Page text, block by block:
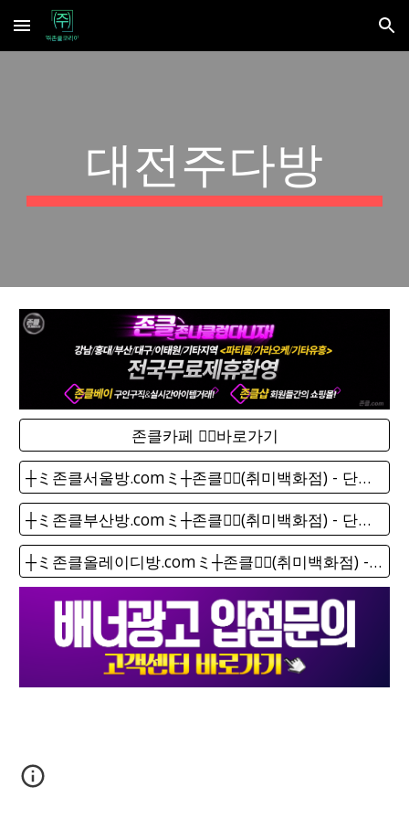
Skip to main content Skip to navigation
대전주다방
존클카페 ❤️‍🔥바로가기
┼ミ존클서울방.comミ┼존클❤️‍🔥(취미백화점) - 단톡방
┼ミ존클부산방.comミ┼존클❤️‍🔥(취미백화점) - 단톡방
┼ミ존클올레이디방.comミ┼존클❤️‍🔥(취미백화점) - 단톡방